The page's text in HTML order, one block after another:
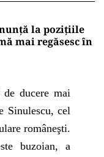
la pozițiile
mai regăsesc în
de ducere mai
Sinulescu, cel
româneşti.
buzoian, a